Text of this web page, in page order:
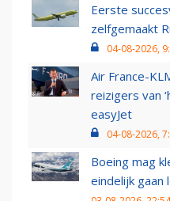
Eerste
zelfgemaakt
04-08-2026,
Air France-
reizigers van
easyJet
04-08-2026,
Boeing mag
eindelijk gaan